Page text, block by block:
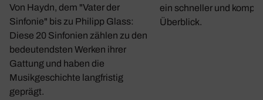
Von Haydn, dem "Vater der
Sinfonie" bis zu Philipp Glass:
Diese 20 Sinfonien zählen zu den
bedeutendsten Werken ihrer
Gattung und haben die
Musikgeschichte langfristig
geprägt.
ein schneller und
Überblick.